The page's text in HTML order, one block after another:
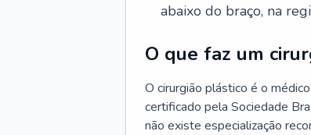
abaixo do braço, na
O que faz um
O cirurgião plástico é o
certificado pela Sociedade
não existe especialização